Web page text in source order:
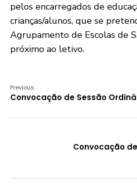
pelos encarregados de
crianças/alunos, que se
Agrupamento de Escolas de
próximo ao letivo.
Previous:
Convocação de Sessão
Convocação